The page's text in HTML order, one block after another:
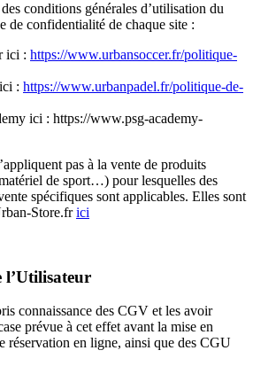
conditions générales d’utilisation du
de confidentialité de chaque site :
ici : https://www.urbansoccer.fr/politique-
: https://www.urbanpadel.fr/politique-de-
ici : https://www.psg-academy-
pas à la vente de produits
de sport…) pour lesquelles des
spécifiques sont applicables. Elles sont
Store.frici
l’Utilisateur
connaissance des CGV et les avoir
prévue à cet effet avant la mise en
réservation en ligne, ainsi que des CGU